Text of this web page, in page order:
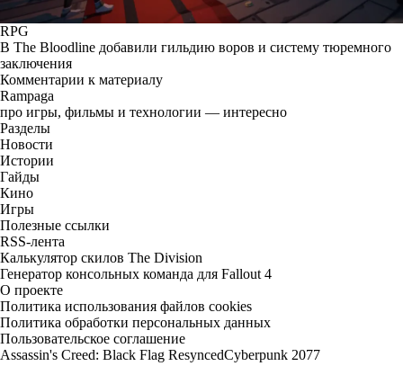
RPG
В The Bloodline добавили гильдию воров и систему тюремного
заключения
Комментарии к материалу
Rampaga
про игры, фильмы и технологии — интересно
Разделы
Новости
Истории
Гайды
Кино
Игры
Полезные ссылки
RSS-лента
Калькулятор скилов The Division
Генератор консольных команда для Fallout 4
О проекте
Политика использования файлов cookies
Политика обработки персональных данных
Пользовательское соглашение
Assassin's Creed: Black Flag ResyncedCyberpunk 2077